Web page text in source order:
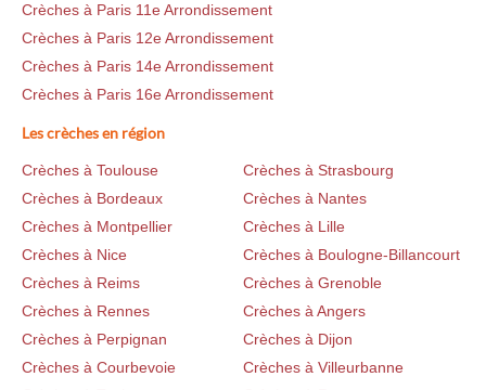
Crèches à Paris 11e Arrondissement
Crèches à Paris 12e Arrondissement
Crèches à Paris 14e Arrondissement
Crèches à Paris 16e Arrondissement
Les crèches en région
Crèches à Toulouse
Crèches à Strasbourg
Crèches à Bordeaux
Crèches à Nantes
Crèches à Montpellier
Crèches à Lille
Crèches à Nice
Crèches à Boulogne-Billancourt
Crèches à Reims
Crèches à Grenoble
Crèches à Rennes
Crèches à Angers
Crèches à Perpignan
Crèches à Dijon
Crèches à Courbevoie
Crèches à Villeurbanne